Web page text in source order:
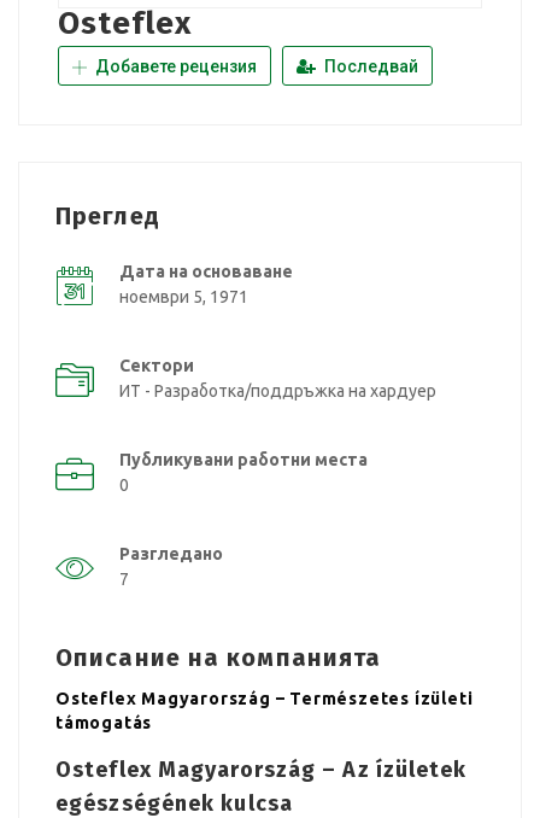
Osteflex
Добавете рецензия Последвай
Преглед
Дата на основаване
ноември 5, 1971
Сектори
ИТ - Разработка/поддръжка на хардуер
Публикувани работни места
0
Разгледано
7
Описание на компанията
Osteflex Magyarország – Természetes ízületi
támogatás
Osteflex Magyarország – Az ízületek
egészségének kulcsa